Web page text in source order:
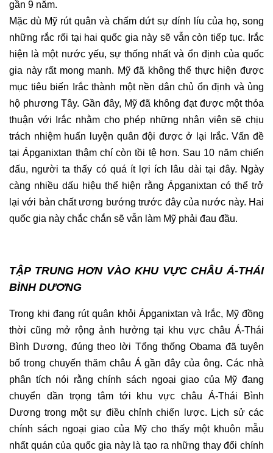
gần 9 năm.
Mặc dù Mỹ rút quân và chấm dứt sự dính líu của họ, song
những rắc rối tại hai quốc gia này sẽ vẫn còn tiếp tục. Irắc
hiện là một nước yếu, sự thống nhất và ổn định của quốc
gia này rất mong manh. Mỹ đã không thể thực hiện được
mục tiêu biến Irắc thành một nền dân chủ ổn định và ủng
hộ phương Tây. Gần đây, Mỹ đã không đạt được một thỏa
thuận với Irắc nhằm cho phép những nhân viên sẽ chịu
trách nhiệm huấn luyện quân đội được ở lại Irắc. Vấn đề
tại Ápganixtan thậm chí còn tồi tệ hơn. Sau 10 năm chiến
đấu, người ta thấy có quá ít lợi ích lâu dài tại đây. Ngày
càng nhiều dấu hiệu thể hiện rằng Ápganixtan có thể trở
lại với bản chất ương bướng trước đây của nước này. Hai
quốc gia này chắc chắn sẽ vẫn làm Mỹ phải đau đầu.
TẬP TRUNG HƠN VÀO KHU VỰC CHÂU Á-THÁI
BÌNH DƯƠNG
Trong khi đang rút quân khỏi Ápganixtan và Irắc, Mỹ đồng
thời cũng mở rộng ảnh hưởng tại khu vực châu Á-Thái
Bình Dương, đúng theo lời Tổng thống Obama đã tuyên
bố trong chuyến thăm châu Á gần đây của ông. Các nhà
phân tích nói rằng chính sách ngoại giao của Mỹ đang
chuyển dần trọng tâm tới khu vực châu Á-Thái Bình
Dương trong một sự điều chỉnh chiến lược. Lịch sử các
chính sách ngoại giao của Mỹ cho thấy một khuôn mẫu
nhất quán của quốc gia này là tạo ra những thay đổi chính